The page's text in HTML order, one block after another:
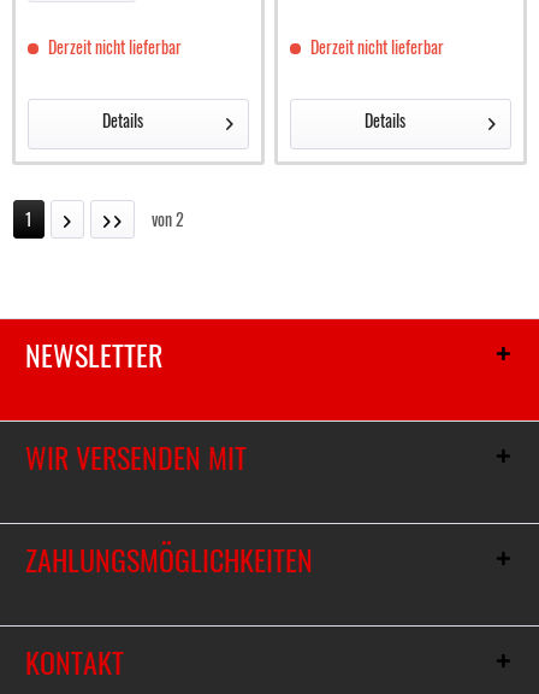
Derzeit nicht lieferbar
Details
Derzeit nicht lieferbar
Details
1 von2
NEWSLETTER
WIR VERSENDEN MIT
ZAHLUNGSMÖGLICHKEITEN
KONTAKT